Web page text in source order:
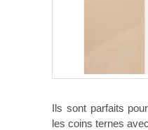
Ils sont parfaits
les coins ternes